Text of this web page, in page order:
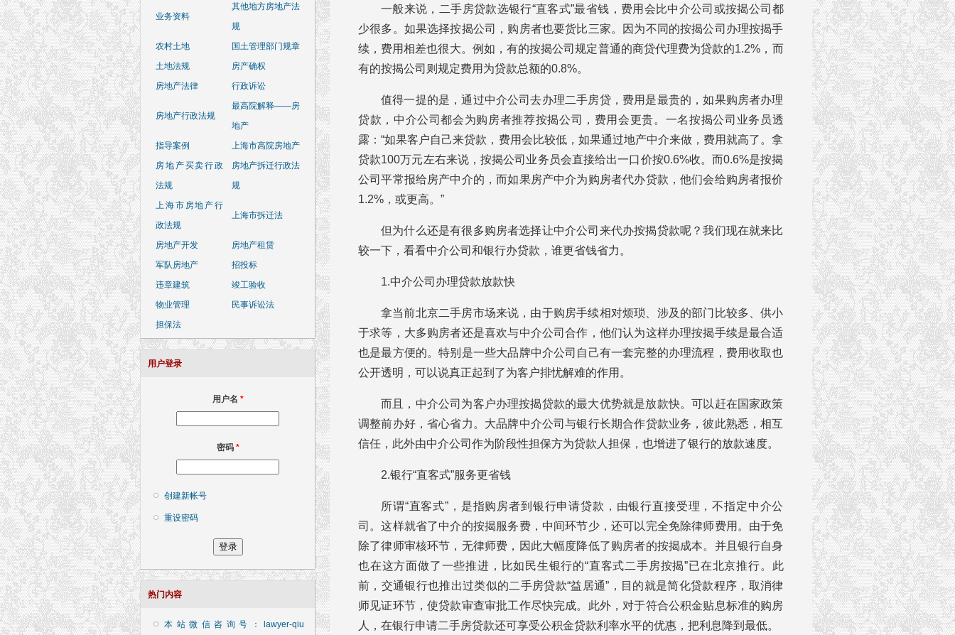
业务资料
其他地方房地产法
规
农村土地
国土管理部门规章
土地法规
房产确权
房地产法律
行政诉讼
房地产行政法规
最高院解释——房
地产
指导案例
上海市高院房地产
房地产买卖行政
法规
房地产拆迁行政法
规
上海市房地产行
政法规
上海市拆迁法
房地产开发
房地产租赁
军队房地产
招投标
违章建筑
竣工验收
物业管理
民事诉讼法
担保法
用户登录
用户名 *
密码 *
创建新帐号
重设密码
热门内容
本站微信咨询号：lawyer-qiu
一般来说，二手房贷款选银行“直客式”最省钱，费用会比中介公司或按揭公司都
少很多。如果选择按揭公司，购房者也要货比三家。因为不同的按揭公司办理按揭手
续，费用相差也很大。例如，有的按揭公司规定普通的商贷代理费为贷款的1.2%，而
有的按揭公司则规定费用为贷款总额的0.8%。
值得一提的是，通过中介公司去办理二手房贷，费用是最贵的，如果购房者办理
贷款，中介公司都会为购房者推荐按揭公司，费用会更贵。一名按揭公司业务员透
露：“如果客户自己来贷款，费用会比较低，如果通过地产中介来做，费用就高了。拿
贷款100万元左右来说，按揭公司业务员会直接给出一口价按0.6%收。而0.6%是按揭
公司平常报给房产中介的，而如果房产中介为购房者代办贷款，他们会给购房者报价
1.2%，或更高。”
但为什么还是有很多购房者选择让中介公司来代办按揭贷款呢？我们现在就来比
较一下，看看中介公司和银行办贷款，谁更省钱省力。
1.中介公司办理贷款放款快
拿当前北京二手房市场来说，由于购房手续相对烦琐、涉及的部门比较多、供小
于求等，大多购房者还是喜欢与中介公司合作，他们认为这样办理按揭手续是最合适
也是最方便的。特别是一些大品牌中介公司自己有一套完整的办理流程，费用收取也
公开透明，可以说真正起到了为客户排忧解难的作用。
而且，中介公司为客户办理按揭贷款的最大优势就是放款快。可以赶在国家政策
调整前办好，省心省力。大品牌中介公司与银行长期合作贷款业务，彼此熟悉，相互
信任，此外由中介公司作为阶段性担保方为贷款人担保，也增进了银行的放款速度。
2.银行“直客式”服务更省钱
所谓“直客式”，是指购房者到银行申请贷款，由银行直接受理，不指定中介公
司。这样就省了中介的按揭服务费，中间环节少，还可以完全免除律师费用。由于免
除了律师审核环节，无律师费，因此大幅度降低了购房者的按揭成本。并且银行自身
也在这方面做了一些推进，比如民生银行的“直客式二手房按揭”已在北京推行。此
前，交通银行也推出过类似的二手房贷款“益居通”，目的就是简化贷款程序，取消律
师见证环节，使贷款审查审批工作尽快完成。此外，对于符合公积金贴息标准的购房
人，在银行申请二手房贷款还可享受公积金贷款利率水平的优惠，把利息降到最低。